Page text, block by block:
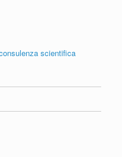
scientifica